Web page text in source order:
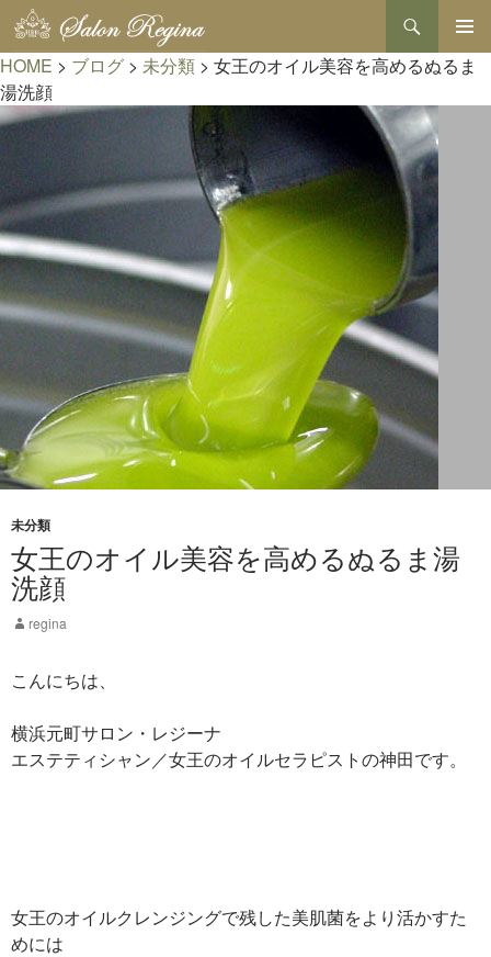
検
索
メインメ
ニュー
ン
ン
ツ
へ
ス
キ
プ
HOME > ブログ > 未分類 > 女王のオイル美容を高めるぬるま
湯洗顔
未分類
女王のオイル美容を高めるぬるま湯
洗顔
regina
こんにちは、
横浜元町サロン・レジーナ
エステティシャン／女王のオイルセラピストの神田です。
女王のオイルクレンジングで残した美肌菌をより活かすた
めには